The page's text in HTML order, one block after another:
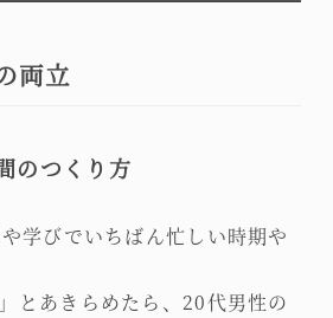
両立
のつくり方
学びでいちばん忙しい時期や
とあきらめたら、20代男性の